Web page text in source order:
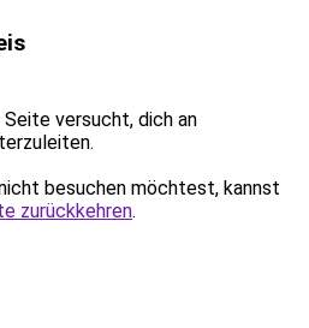
versucht, dich an
besuchen möchtest, kannst
zurückkehren.